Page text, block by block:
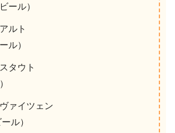
ール）
ルト
ル）
タウト
ァイツェン
ル）